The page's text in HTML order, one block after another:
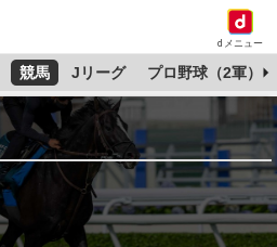
dメニュー
競馬 Jリーグ プロ野球（2軍）